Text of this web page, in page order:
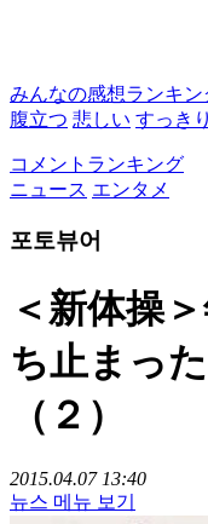
みんなの感想ランキン
腹立つ 悲しい すっきり
コメントランキング
ニュース エンタメ
포토뷰어
＜新体操
ち止まっ
（２）
2015.04.07 13:40
뉴스 메뉴 보기